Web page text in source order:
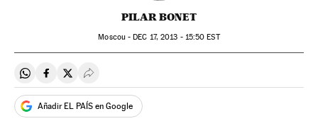
PILAR BONET
Moscou -DEC 17, 2013 - 15:50 EST
Compartir en Whatsapp
Compartir en Facebook
Compartir en Twitter
Desplegar Redes Sociales
Añadir EL PAÍS en Google